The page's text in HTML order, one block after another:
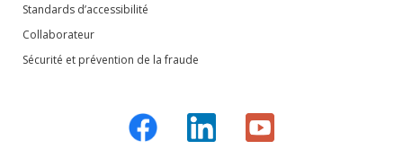
Standards d’accessibilité
Collaborateur
Sécurité et prévention de la fraude